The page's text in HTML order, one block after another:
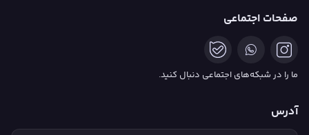
صفحات اجتماعی
ما را در شبکه‌های اجتماعی دنبال کنید.
آدرس